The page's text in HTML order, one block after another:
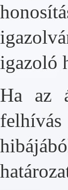
igazoló
Ha az
felhívás